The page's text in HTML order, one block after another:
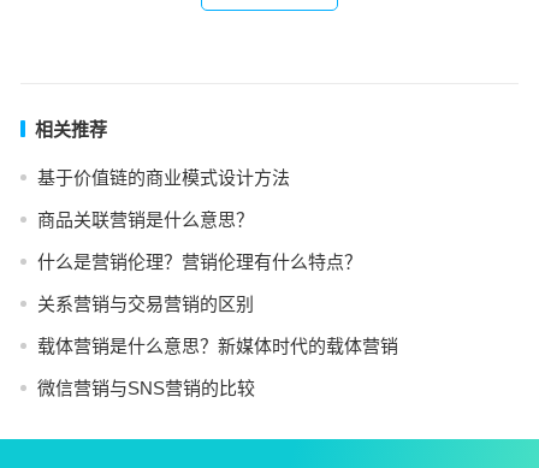
相关推荐
基于价值链的商业模式设计方法
商品关联营销是什么意思？
什么是营销伦理？营销伦理有什么特点？
关系营销与交易营销的区别
载体营销是什么意思？新媒体时代的载体营销
微信营销与SNS营销的比较